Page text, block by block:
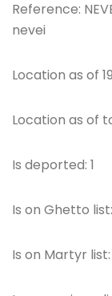
Reference:
nevei
Location as of
Location as of
Is deported: 1
Is on Ghetto
Is on Martyr list: